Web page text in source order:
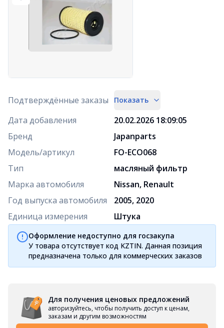
Подтверждённые заказы Показать
Дата добавления
20.02.2026 18:09:05
Бренд
Japanparts
Модель/артикул
FO-ECO068
Тип
масляный фильтр
Марка автомобиля
Nissan, Renault
Год выпуска автомобиля
2005, 2020
Единица измерения
Штука
Оформление недоступно для госзакупа
У товара отсутствует код KZTIN. Данная позиция
предназначена только для коммерческих заказов
Для получения ценовых предложений
авторизуйтесь, чтобы получить доступ к ценам,
заказам и другим возможностям